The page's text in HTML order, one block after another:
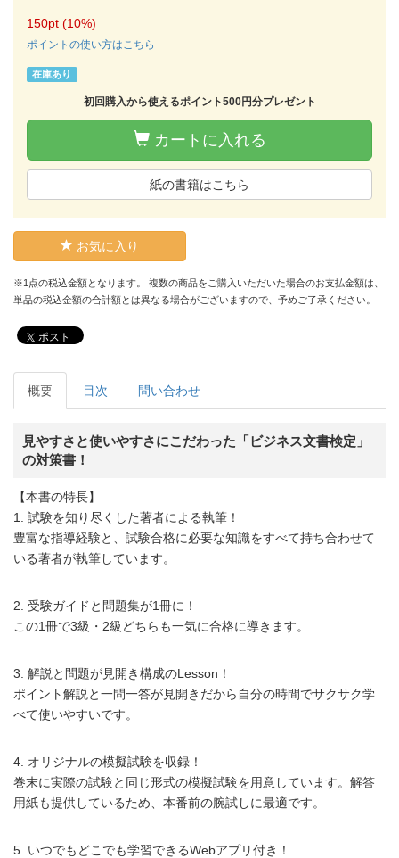
150pt (10%)
ポイントの使い方はこちら
在庫あり
初回購入から使えるポイント500円分プレゼント
カートに入れる
紙の書籍はこちら
お気に入り
※1点の税込金額となります。 複数の商品をご購入いただいた場合のお支払金額は、
単品の税込金額の合計額とは異なる場合がございますので、予めご了承ください。
ポスト
概要 目次 問い合わせ
見やすさと使いやすさにこだわった「ビジネス文書検定」
の対策書！
【本書の特長】
1. 試験を知り尽くした著者による執筆！
豊富な指導経験と、試験合格に必要な知識をすべて持ち合わせて
いる著者が執筆しています。
2. 受験ガイドと問題集が1冊に！
この1冊で3級・2級どちらも一気に合格に導きます。
3. 解説と問題が見開き構成のLesson！
ポイント解説と一問一答が見開きだから自分の時間でサクサク学
べて使いやすいです。
4. オリジナルの模擬試験を収録！
巻末に実際の試験と同じ形式の模擬試験を用意しています。解答
用紙も提供しているため、本番前の腕試しに最適です。
5. いつでもどこでも学習できるWebアプリ付き！